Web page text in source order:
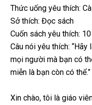
Thức uống yêu thích:
Sở thích: Đọc sách
Cuốn sách yêu thích:
Câu nói yêu thích:
mọi người mà bạn có
miễn là bạn còn có thể.”
Xin chào, tôi là giáo